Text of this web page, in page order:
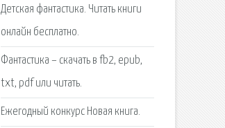
Детская фантастика. Читать книги
онлайн бесплатно.
Фантастика – скачать в fb2, epub,
txt, pdf или читать.
Ежегодный конкурс Новая книга.